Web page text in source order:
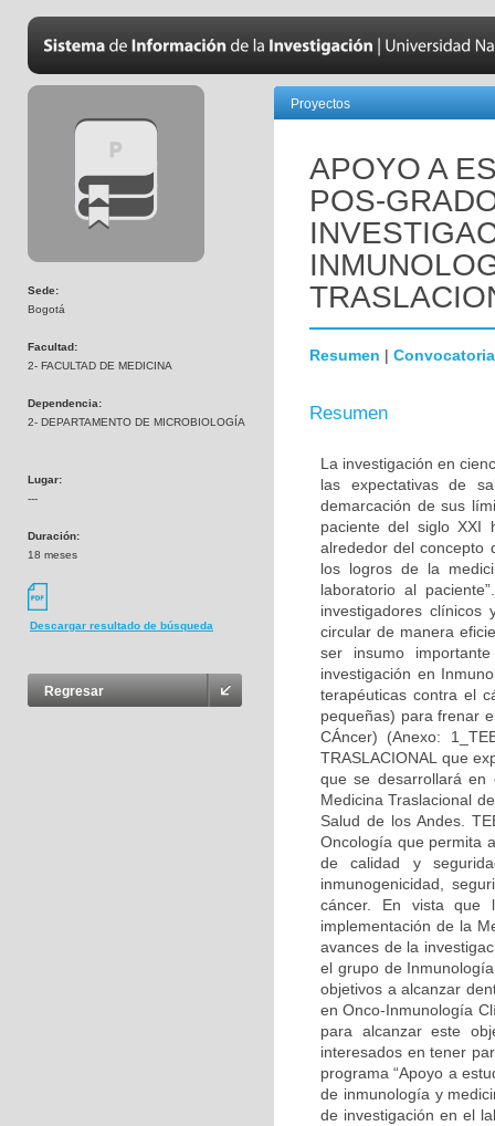
Sede:
Bogotá
Facultad:
2- FACULTAD DE MEDICINA
Dependencia:
2- DEPARTAMENTO DE MICROBIOLOGÍA
Lugar:
---
Duración:
18 meses
Descargar resultado de búsqueda
Regresar
Proyectos
APOYO A
POS-
Resumen | Convocatoria
Resumen
La investigación en
las expectativas de
demarcación de sus
paciente del siglo XXI
alrededor del concepto
los logros de la
laboratorio al
investigadores
circular de manera
ser insumo
investigación en
terapéuticas contra el
pequeñas) para frenar
CÁncer) (Anexo:
TRASLACIONAL que
que se desarrollará
Medicina Traslacional
Salud de los Andes.
Oncología que permita
de calidad y
inmunogenicidad,
cáncer. En vista que
implementación de la
avances de la
el grupo de
objetivos a alcanzar
en Onco-Inmunología
para alcanzar este
interesados en tener
programa “Apoyo a
de inmunología y
de investigación en el